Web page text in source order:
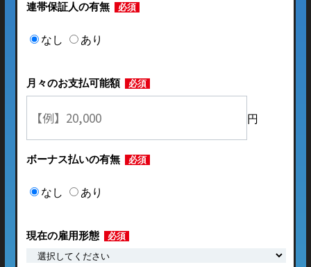
連帯保証人の有無 必須
なし あり
月々のお支払可能額 必須
円
ボーナス払いの有無 必須
なし あり
現在の雇用形態 必須